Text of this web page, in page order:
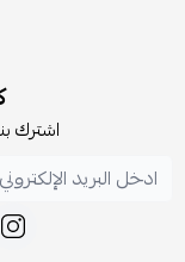
اشترك